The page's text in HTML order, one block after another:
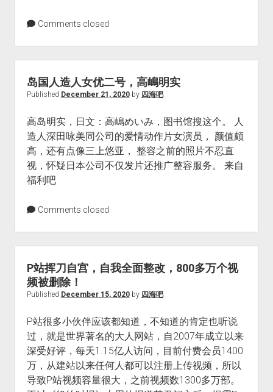
Comments closed
岛国人造人女优二号，高嶋明实
Published December 21, 2020by 四海吧
高岛明实，日文：高嶋めいみ，图书馆搜这个。 人
造人深田咏美同公司的爱情动作片女演员， 颜值颇
高，还有点像三上悠亚， 整容之前的照片不忍直
视，怀疑日本公司不仅发片还推广整容服务。 来自
福利吧
Comments closed
P站挥刀自宫，自我全面整改，800多万个视
频被删除！
Published December 15, 2020by 四海吧
P站很多小伙伴应该都知道，不知道的肯定也听说
过，就是世界著名的大人网站，自2007年成立以来
深受好评，每天1.15亿人访问，目前付费会员1400
万，从建站以来任何人都可以注册上传视频，所以
导致P站视频容量很大，之前视频数1300多万部。